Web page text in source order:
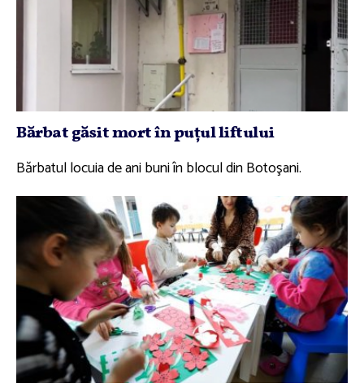
Bărbat găsit mort în puţul liftului
Bărbatul locuia de ani buni în blocul din Botoşani.